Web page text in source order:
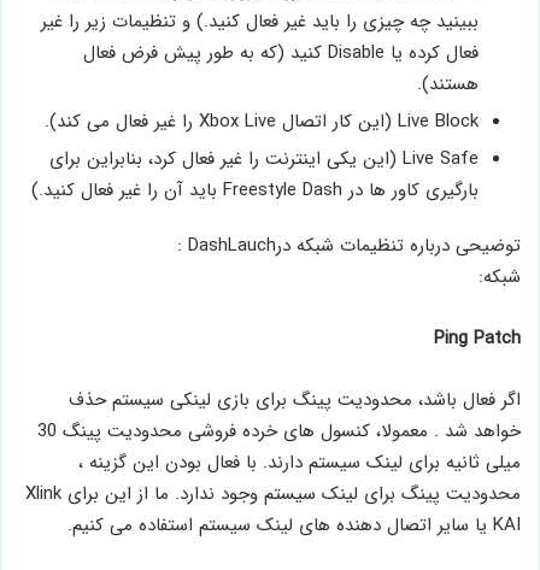
ببینید چه چیزی را باید غیر فعال کنید.) و تنظیمات زیر را غیر
فعال کرده یا Disable کنید (که به طور پیش فرض فعال
هستند).
Live Block (این کار اتصال Xbox Live را غیر فعال می کند).
Live Safe (این یکی اینترنت را غیر فعال کرد، بنابراین برای
بارگیری کاور ها در Freestyle Dash باید آن را غیر فعال کنید.)
توضیحی درباره تنظیمات شبکه درDashLauch :
شبکه:
Ping Patch
اگر فعال باشد، محدودیت پینگ برای بازی لینکی سیستم حذف
خواهد شد . معمولا، کنسول ‌های خرده ‌فروشی محدودیت پینگ 30
میلی ‌ثانیه برای لینک سیستم دارند. با فعال بودن این گزینه ،
محدودیت پینگ برای لینک سیستم وجود ندارد. ما از این برای Xlink
KAI یا سایر اتصال دهنده های لینک سیستم استفاده می کنیم.